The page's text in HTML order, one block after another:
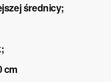
średnicy;
cm